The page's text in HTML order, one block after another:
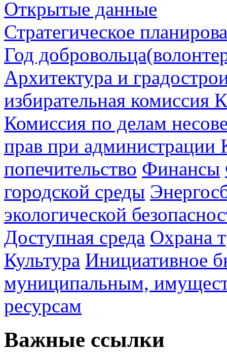
Открытые данные
Стратегическое
Год
Архитектура и
избирательная комиссия
Комиссия по делам
прав при администрации
попечительство Финансы
городской среды
экологической
Доступная среда Охрана
Культура Инициативное
муниципальным,
ресурсам
Важные ссылки